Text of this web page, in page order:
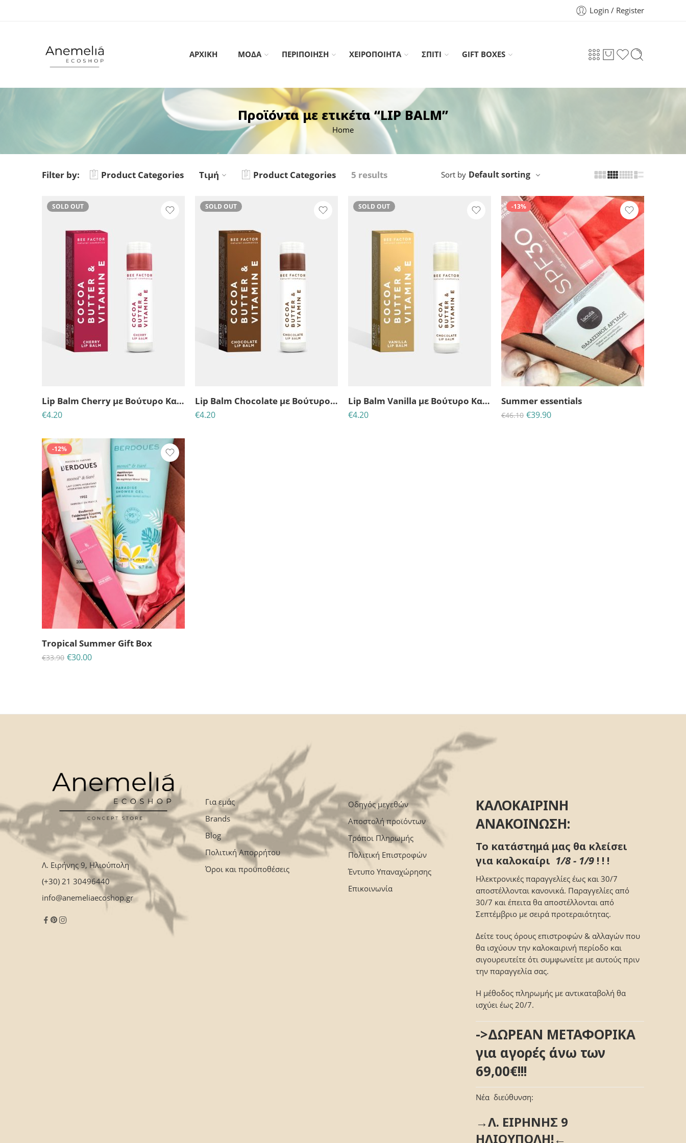
Login / Register
ΑΡΧΙΚΗ ΜΟΔΑ ΠΕΡΙΠΟΙΗΣΗ ΧΕΙΡΟΠΟΙΗΤΑ ΣΠΙΤΙ GIFT BOXES
Προϊόντα με ετικέτα “LIP BALM”
Home
Filter by: Product Categories Τιμή Product Categories 5 results Sort by Default sorting
SOLD OUT
Lip Balm Cherry με Βούτυρο Κακαό & Βιταμίνη Ε
€4.20
SOLD OUT
Lip Balm Chocolate με Βούτυρο Κακαό & Βιταμίνη Ε
€4.20
SOLD OUT
Lip Balm Vanilla με Βούτυρο Κακαό & Βιταμίνη Ε
€4.20
-13%
Summer essentials
€46.10 €39.90
-12%
Tropical Summer Gift Box
€33.90 €30.00
Λ. Ειρήνης 9, Ηλιούπολη
(+30) 21 30496440
info@anemeliaecoshop.gr
Για εμάς
Brands
Blog
Πολιτική Απορρήτου
Όροι και προϋποθέσεις
Οδηγός μεγεθών
Αποστολή προϊόντων
Τρόποι Πληρωμής
Πολιτική Επιστροφών
Έντυπο Υπαναχώρησης
Επικοινωνία
ΚΑΛΟΚΑΙΡΙΝΗ
ΑΝΑΚΟΙΝΩΣΗ:
Το κατάστημά μας θα κλείσει
για καλοκαίρι 1/8 - 1/9 ! ! !
Ηλεκτρονικές παραγγελίες έως και 30/7
αποστέλλονται κανονικά. Παραγγελίες από
30/7 και έπειτα θα αποστέλλονται από
Σεπτέμβριο με σειρά προτεραιότητας.
Δείτε τους όρους επιστροφών & αλλαγών που
θα ισχύουν την καλοκαιρινή περίοδο και
σιγουρευτείτε ότι συμφωνείτε με αυτούς πριν
την παραγγελία σας.
Η μέθοδος πληρωμής με αντικαταβολή θα
ισχύει έως 20/7.
->ΔΩΡΕΑΝ ΜΕΤΑΦΟΡΙΚΑ
για αγορές άνω των
69,00€!!!
Νέα διεύθυνση:
→Λ. ΕΙΡΗΝΗΣ 9
ΗΛΙΟΥΠΟΛΗ!←